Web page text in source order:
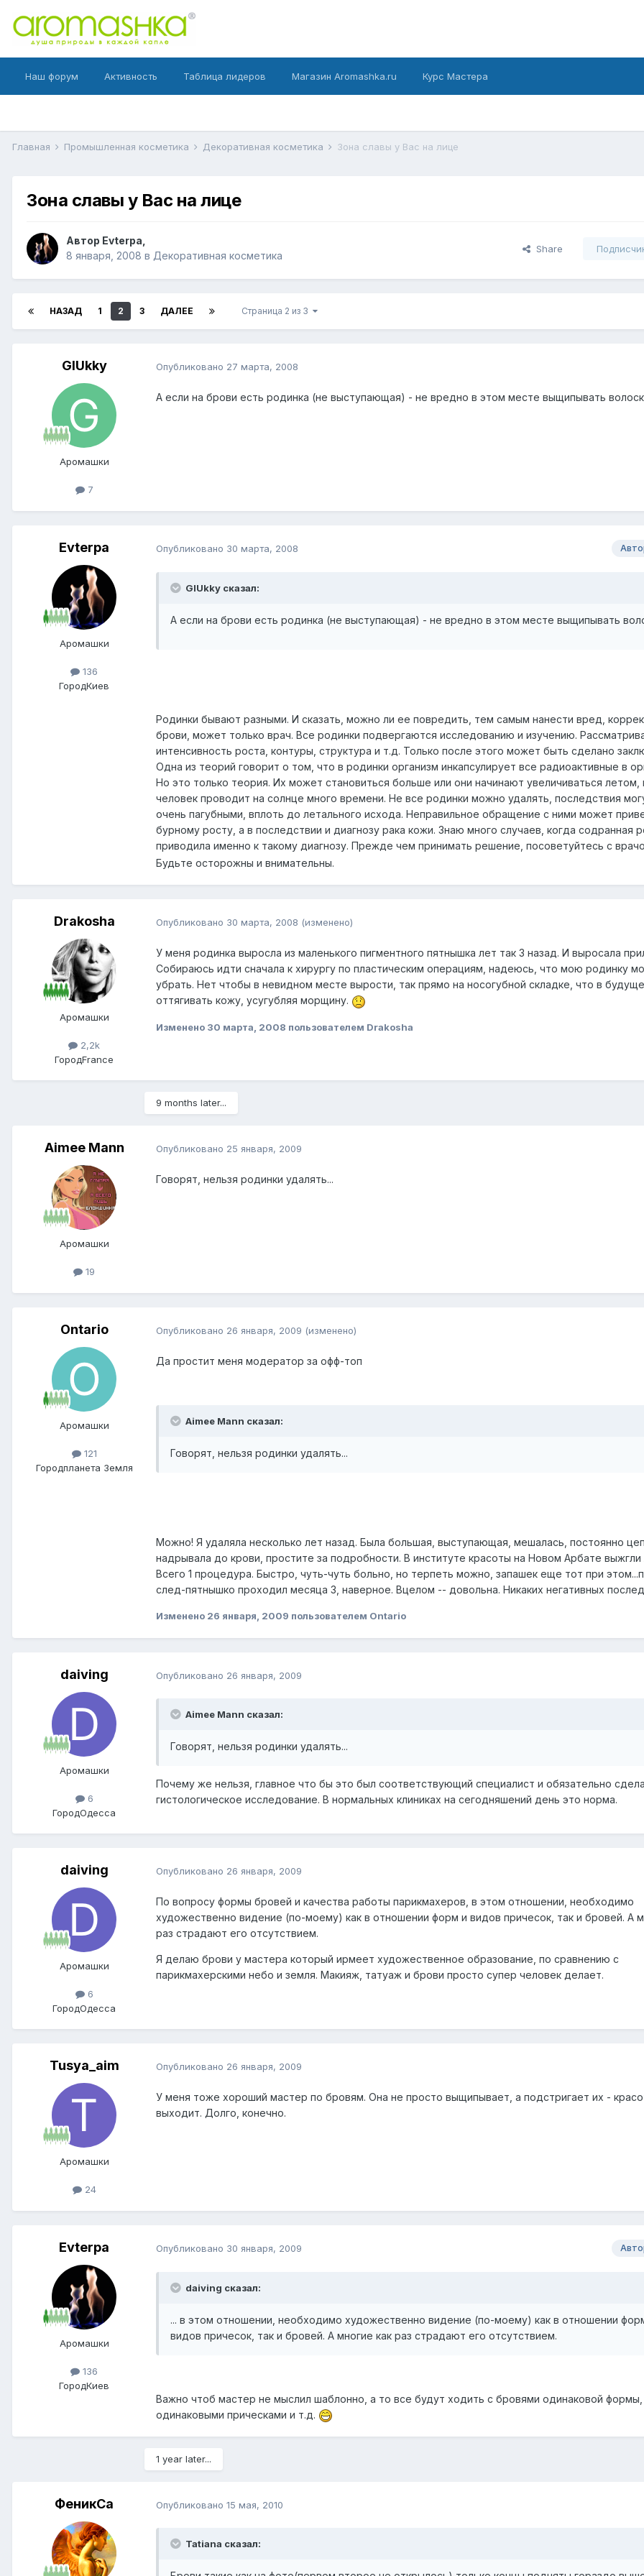
Наш форум Активность Таблица лидеров Магазин Aromashka.ru Курс Мастера
Главная Промышленная косметика Декоративная косметика Зона славы у Вас на лице
Зона славы у Вас на лице
Автор Evterpa
8 января, 2008 в Декоративная косметика
Share
НАЗАД 1 2 3 ДАЛЕЕ Страница 2 из 3
GlUkky
Аромашки
7
Опубликовано 27 марта, 2008
А если на брови есть родинка (не выступающая) - не вредно в этом месте выщипывать
Evterpa
Аромашки
136
ГородКиев
Опубликовано 30 марта, 2008
GlUkky сказал:
А если на брови есть родинка (не выступающая) - не вредно в этом месте выщипывать
Родинки бывают разными. И сказать, можно ли ее повредить, тем самым нанести вред,
брови, может только врач. Все родинки подвергаются исследованию и изучению.
интенсивность роста, контуры, структура и т.д. Только после этого может быть сделано
Одна из теорий говорит о том, что в родинки организм инкапсулирует все радиоактивные в
Но это только теория. Их может становиться больше или они начинают увеличиваться летом,
человек проводит на солнце много времени. Не все родинки можно удалять, последствия
очень пагубными, вплоть до летального исхода. Неправильное обращение с ними может
бурному росту, а в последствии и диагнозу рака кожи. Знаю много случаев, когда содранная
приводила именно к такому диагнозу. Прежде чем принимать решение, посоветуйтесь с
Будьте осторожны и внимательны.
Drakosha
Аромашки
2,2k
ГородFrance
Опубликовано 30 марта, 2008 (изменено)
У меня родинка выросла из маленького пигментного пятнышка лет так 3 назад. И выросала
Собираюсь идти сначала к хирургу по пластическим операциям, надеюсь, что мою родинку
убрать. Нет чтобы в невидном месте вырости, так прямо на носогубной складке, что в
оттягивать кожу, усугубляя морщину.
Изменено 30 марта, 2008 пользователем Drakosha
9 months later...
Aimee Mann
Аромашки
19
Опубликовано 25 января, 2009
Говорят, нельзя родинки удалять...
Ontario
Аромашки
121
Городпланета Земля
Опубликовано 26 января, 2009 (изменено)
Да простит меня модератор за офф-топ
Aimee Mann сказал:
Говорят, нельзя родинки удалять...
Можно! Я удаляла несколько лет назад. Была большая, выступающая, мешалась, постоянно
надрывала до крови, простите за подробности. В институте красоты на Новом Арбате выжгли
Всего 1 процедура. Быстро, чуть-чуть больно, но терпеть можно, запашек еще тот при
след-пятнышко проходил месяца 3, наверное. Вцелом -- довольна. Никаких негативных
Изменено 26 января, 2009 пользователем Ontario
daiving
Аромашки
6
ГородОдесса
Опубликовано 26 января, 2009
Aimee Mann сказал:
Говорят, нельзя родинки удалять...
Почему же нельзя, главное что бы это был соответствующий специалист и обязательно
гистологическое исследование. В нормальных клиниках на сегодняшений день это норма.
daiving
Аромашки
6
ГородОдесса
Опубликовано 26 января, 2009
По вопросу формы бровей и качества работы парикмахеров, в этом отношении, необходимо
художественно видение (по-моему) как в отношении форм и видов причесок, так и бровей. А
раз страдают его отсутствием.
Я делаю брови у мастера который ирмеет художественное образование, по сравнению с
парикмахерскими небо и земля. Макияж, татуаж и брови просто супер человек делает.
Tusya_aim
Аромашки
24
Опубликовано 26 января, 2009
У меня тоже хороший мастер по бровям. Она не просто выщипывает, а подстригает их -
выходит. Долго, конечно.
Evterpa
Аромашки
136
ГородКиев
Опубликовано 30 января, 2009
daiving сказал:
... в этом отношении, необходимо художественно видение (по-моему) как в отношении
видов причесок, так и бровей. А многие как раз страдают его отсутствием.
Важно чтоб мастер не мыслил шаблонно, а то все будут ходить с бровями одинаковой формы,
одинаковыми прическами и т.д.
1 year later...
ФеникСа Опубликовано 15 мая, 2010
Tatiana сказал: